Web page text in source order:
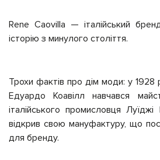
Rene Caovilla — італійський
історію з минулого століття.
Трохи фактів про дім моди: у 1928
Едуардо Коавілл навчався
італійського промисловця
відкрив свою мануфактуру, що
для бренду.